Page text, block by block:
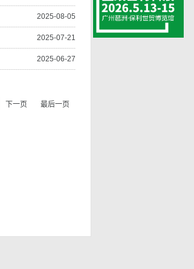
2025-08-05
2025-07-21
2025-06-27
下一页 最后一页